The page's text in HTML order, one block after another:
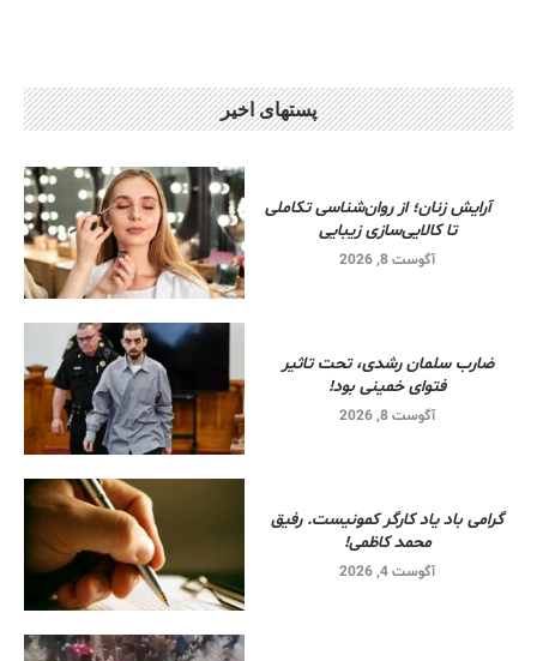
پستهای اخیر
آرایش زنان؛ از روان‌شناسی تکاملی
تا کالایی‌سازی زیبایی
آگوست 8, 2026
ضارب سلمان رشدی، تحت تاثیر
فتوای خمینی بود!
آگوست 8, 2026
گرامی باد یاد کارگر کمونیست. رفیق
محمد کاظمی!
آگوست 4, 2026